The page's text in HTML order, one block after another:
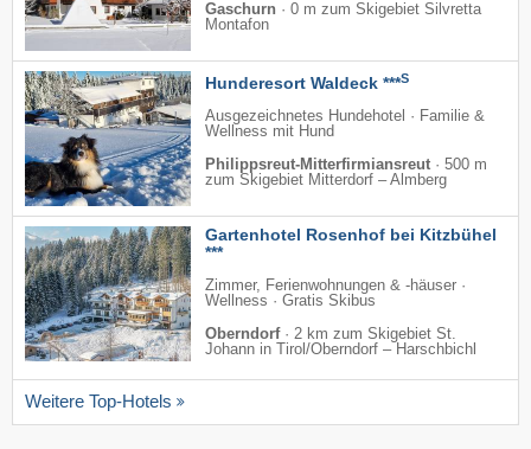
Gaschurn · 0 m zum Skigebiet Silvretta
Montafon
Hunderesort Waldeck ***S
Ausgezeichnetes Hundehotel · Familie &
Wellness mit Hund
Philippsreut-Mitterfirmiansreut · 500 m
zum Skigebiet Mitterdorf – Almberg
Gartenhotel Rosenhof bei Kitzbühel
***
Zimmer, Ferienwohnungen & -häuser ·
Wellness · Gratis Skibus
Oberndorf · 2 km zum Skigebiet St.
Johann in Tirol/​Oberndorf – Harschbichl
Weitere Top-Hotels